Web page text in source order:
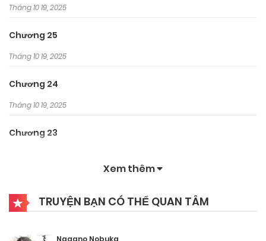
Tháng 10 19, 2025
Chương 25
Tháng 10 19, 2025
Chương 24
Tháng 10 19, 2025
Chương 23
Tháng 9 29, 2025
Xem thêm
TRUYỆN BẠN CÓ THỂ QUAN TÂM
Nagano Nobuka